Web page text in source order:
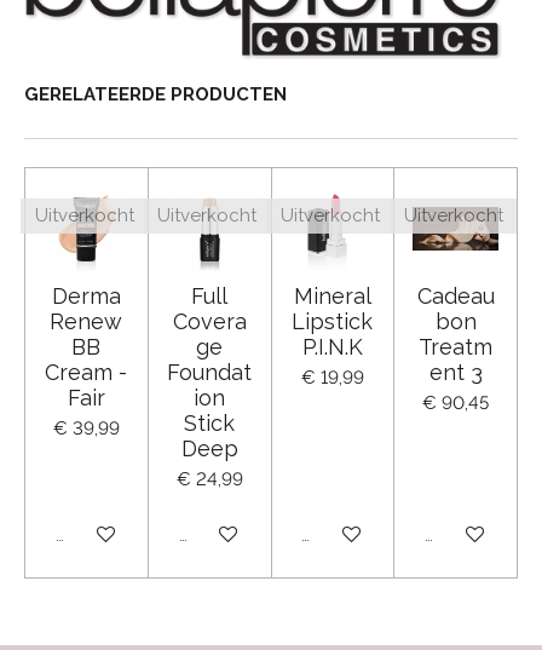
GERELATEERDE PRODUCTEN
Uitverkocht
Derma
Renew
BB
Cream -
Fair
€ 39,99
Uitverkocht
Uitverkocht
Full
Covera
ge
Foundat
ion
Stick
Deep
€ 24,99
Uitverkocht
Uitverkocht
Mineral
Lipstick
P.I.N.K
€ 19,99
Uitverkocht
Uitverkocht
Cadeau
bon
Treatm
ent 3
€ 90,45
Uitverkocht